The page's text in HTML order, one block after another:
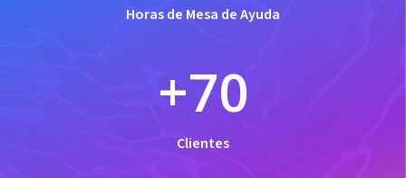
Horas de Mesa de Ayuda
Clientes
+70